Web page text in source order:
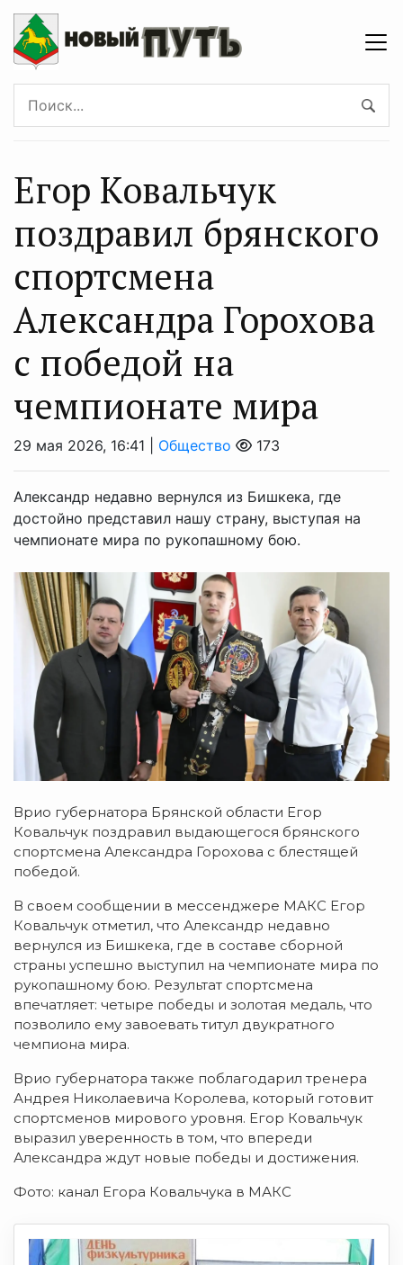
Егор Ковальчук
поздравил брянского
спортсмена
Александра Горохова
с победой на
чемпионате мира
29 мая 2026, 16:41 | Общество 173
Александр недавно вернулся из Бишкека, где
достойно представил нашу страну, выступая на
чемпионате мира по рукопашному бою.
Врио губернатора Брянской области Егор
Ковальчук поздравил выдающегося брянского
спортсмена Александра Горохова с блестящей
победой.
В своем сообщении в мессенджере МАКС Егор
Ковальчук отметил, что Александр недавно
вернулся из Бишкека, где в составе сборной
страны успешно выступил на чемпионате мира по
рукопашному бою. Результат спортсмена
впечатляет: четыре победы и золотая медаль, что
позволило ему завоевать титул двукратного
чемпиона мира.
Врио губернатора также поблагодарил тренера
Андрея Николаевича Королева, который готовит
спортсменов мирового уровня. Егор Ковальчук
выразил уверенность в том, что впереди
Александра ждут новые победы и достижения.
Фото: канал Егора Ковальчука в МАКС